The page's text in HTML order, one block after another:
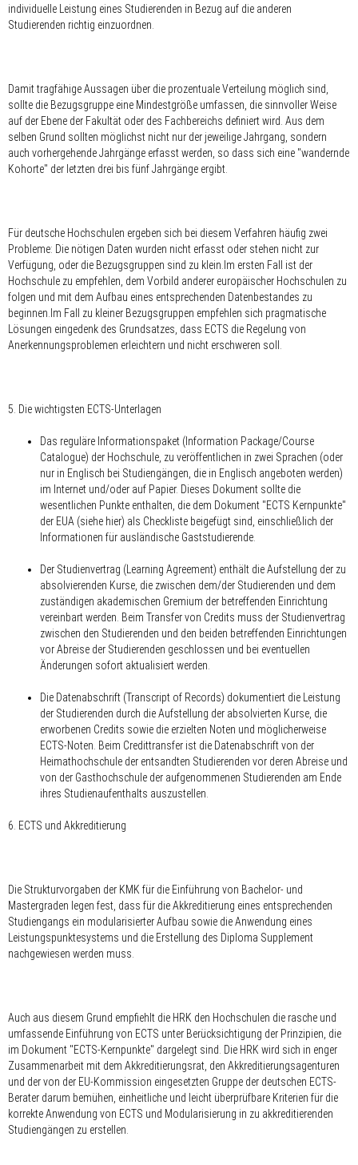
individuelle Leistung eines Studierenden in Bezug auf die anderen
Studierenden richtig einzuordnen.
Damit tragfähige Aussagen über die prozentuale Verteilung möglich sind,
sollte die Bezugsgruppe eine Mindestgröße umfassen, die sinnvoller Weise
auf der Ebene der Fakultät oder des Fachbereichs definiert wird. Aus dem
selben Grund sollten möglichst nicht nur der jeweilige Jahrgang, sondern
auch vorhergehende Jahrgänge erfasst werden, so dass sich eine "wandernde
Kohorte" der letzten drei bis fünf Jahrgänge ergibt.
Für deutsche Hochschulen ergeben sich bei diesem Verfahren häufig zwei
Probleme: Die nötigen Daten wurden nicht erfasst oder stehen nicht zur
Verfügung, oder die Bezugsgruppen sind zu klein.Im ersten Fall ist der
Hochschule zu empfehlen, dem Vorbild anderer europäischer Hochschulen zu
folgen und mit dem Aufbau eines entsprechenden Datenbestandes zu
beginnen.Im Fall zu kleiner Bezugsgruppen empfehlen sich pragmatische
Lösungen eingedenk des Grundsatzes, dass ECTS die Regelung von
Anerkennungsproblemen erleichtern und nicht erschweren soll.
5. Die wichtigsten ECTS-Unterlagen
Das reguläre Informationspaket (Information Package/Course
Catalogue) der Hochschule, zu veröffentlichen in zwei Sprachen (oder
nur in Englisch bei Studiengängen, die in Englisch angeboten werden)
im Internet und/oder auf Papier. Dieses Dokument sollte die
wesentlichen Punkte enthalten, die dem Dokument "ECTS Kernpunkte"
der EUA (siehe hier) als Checkliste beigefügt sind, einschließlich der
Informationen für ausländische Gaststudierende.
Der Studienvertrag (Learning Agreement) enthält die Aufstellung der zu
absolvierenden Kurse, die zwischen dem/der Studierenden und dem
zuständigen akademischen Gremium der betreffenden Einrichtung
vereinbart werden. Beim Transfer von Credits muss der Studienvertrag
zwischen den Studierenden und den beiden betreffenden Einrichtungen
vor Abreise der Studierenden geschlossen und bei eventuellen
Änderungen sofort aktualisiert werden.
Die Datenabschrift (Transcript of Records) dokumentiert die Leistung
der Studierenden durch die Aufstellung der absolvierten Kurse, die
erworbenen Credits sowie die erzielten Noten und möglicherweise
ECTS-Noten. Beim Credittransfer ist die Datenabschrift von der
Heimathochschule der entsandten Studierenden vor deren Abreise und
von der Gasthochschule der aufgenommenen Studierenden am Ende
ihres Studienaufenthalts auszustellen.
6. ECTS und Akkreditierung
Die Strukturvorgaben der KMK für die Einführung von Bachelor- und
Mastergraden legen fest, dass für die Akkreditierung eines entsprechenden
Studiengangs ein modularisierter Aufbau sowie die Anwendung eines
Leistungspunktesystems und die Erstellung des Diploma Supplement
nachgewiesen werden muss.
Auch aus diesem Grund empfiehlt die HRK den Hochschulen die rasche und
umfassende Einführung von ECTS unter Berücksichtigung der Prinzipien, die
im Dokument "ECTS-Kernpunkte" dargelegt sind. Die HRK wird sich in enger
Zusammenarbeit mit dem Akkreditierungsrat, den Akkreditierungsagenturen
und der von der EU-Kommission eingesetzten Gruppe der deutschen ECTS-
Berater darum bemühen, einheitliche und leicht überprüfbare Kriterien für die
korrekte Anwendung von ECTS und Modularisierung in zu akkreditierenden
Studiengängen zu erstellen.